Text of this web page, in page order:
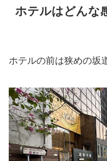
ホテルはどんな
ホテルの前は狭めの坂